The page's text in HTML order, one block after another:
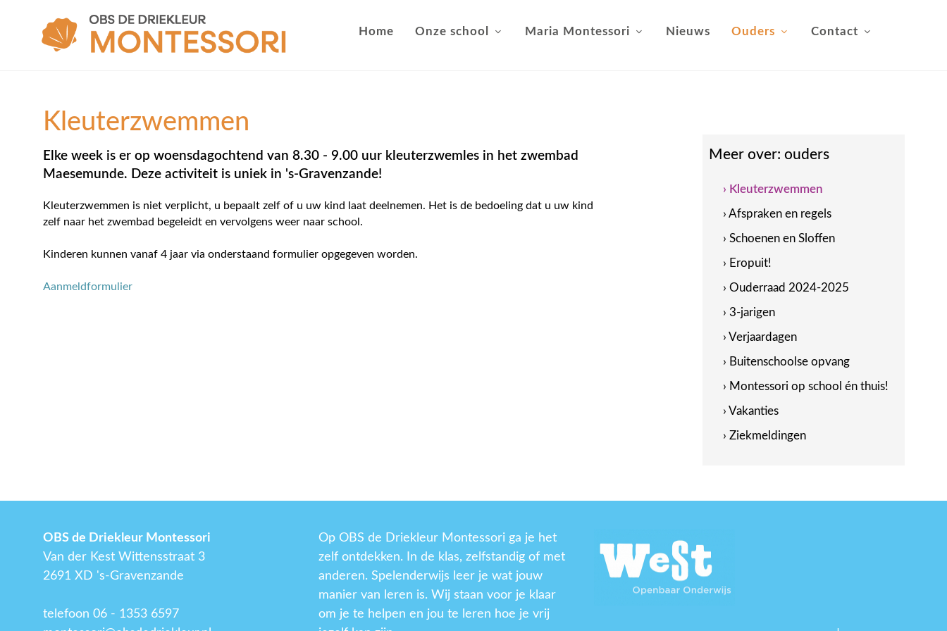
Home Onze school Maria Montessori Nieuws Ouders Contact
Kleuterzwemmen
Elke week is er op woensdagochtend van 8.30 - 9.00 uur kleuterzwemles in het zwembad
Maesemunde. Deze activiteit is uniek in 's-Gravenzande!
Kleuterzwemmen is niet verplicht, u bepaalt zelf of u uw kind laat deelnemen. Het is de bedoeling dat u uw kind
zelf naar het zwembad begeleidt en vervolgens weer naar school.
Kinderen kunnen vanaf 4 jaar via onderstaand formulier opgegeven worden.
Aanmeldformulier
Meer over: ouders
› Kleuterzwemmen
› Afspraken en regels
› Schoenen en Sloffen
› Eropuit!
› Ouderraad 2024-2025
› 3-jarigen
› Verjaardagen
› Buitenschoolse opvang
› Montessori op school én thuis!
› Vakanties
› Ziekmeldingen
OBS de Driekleur Montessori
Van der Kest Wittensstraat 3
2691 XD 's-Gravenzande
telefoon 06 - 1353 6597
Op OBS de Driekleur Montessori ga je het
zelf ontdekken. In de klas, zelfstandig of met
anderen. Spelenderwijs leer je wat jouw
manier van leren is. Wij staan voor je klaar
om je te helpen en jou te leren hoe je vrij